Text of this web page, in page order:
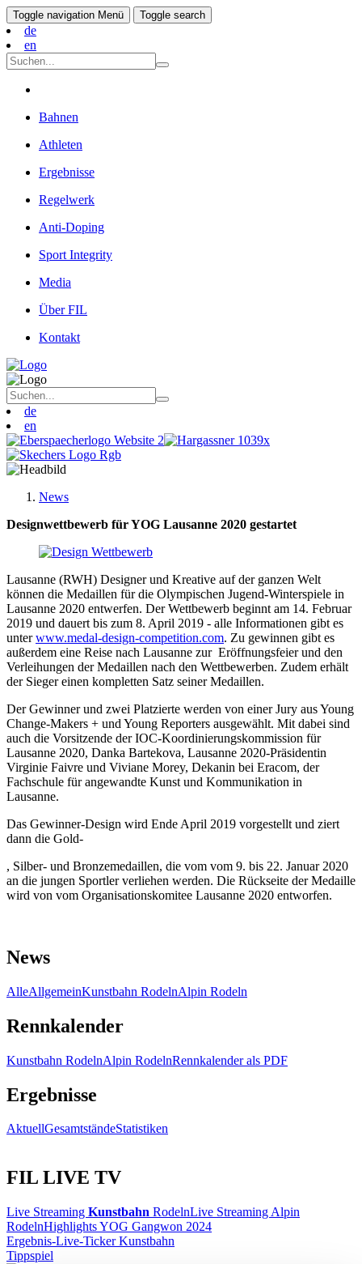
Toggle navigation Menü Toggle search
de
en
Bahnen
Athleten
Ergebnisse
Regelwerk
Anti-Doping
Sport Integrity
Media
Über FIL
Kontakt
de
en
News
Designwettbewerb für YOG Lausanne 2020 gestartet
Lausanne (RWH) Designer und Kreative auf der ganzen Welt
können die Medaillen für die Olympischen Jugend-Winterspiele in
Lausanne 2020 entwerfen. Der Wettbewerb beginnt am 14. Februar
2019 und dauert bis zum 8. April 2019 - alle Informationen gibt es
unterwww.medal-design-competition.com. Zu gewinnen gibt es
außerdem eine Reise nach Lausanne zur Eröffnungsfeier und den
Verleihungen der Medaillen nach den Wettbewerben. Zudem erhält
der Sieger einen kompletten Satz seiner Medaillen.
Der Gewinner und zwei Platzierte werden von einer Jury aus Young
Change-Makers + und Young Reporters ausgewählt. Mit dabei sind
auch die Vorsitzende der IOC-Koordinierungskommission für
Lausanne 2020, Danka Bartekova, Lausanne 2020-Präsidentin
Virginie Faivre und Viviane Morey, Dekanin bei Eracom, der
Fachschule für angewandte Kunst und Kommunikation in
Lausanne.
Das Gewinner-Design wird Ende April 2019 vorgestellt und ziert
dann die Gold-
, Silber- und Bronzemedaillen, die vom vom 9. bis 22. Januar 2020
an die jungen Sportler verliehen werden. Die Rückseite der Medaille
wird von vom Organisationskomitee Lausanne 2020 entworfen.
News
AlleAllgemeinKunstbahn RodelnAlpin Rodeln
Rennkalender
Kunstbahn RodelnAlpin RodelnRennkalender als PDF
Ergebnisse
AktuellGesamtständeStatistiken
FIL LIVE TV
Live Streaming Kunstbahn RodelnLive Streaming Alpin
RodelnHighlights YOG Gangwon 2024
Ergebnis-Live-Ticker Kunstbahn
Tippspiel